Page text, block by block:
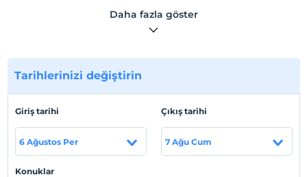
salon ve duş alanı mevcuttur. Wi-Fi, otopark gibi
Tesis lokasyon bilgileri
Kızılay Merkez'e 3 dakika yürüme mesafesindedir.
Haritada Göster
Daha fazla göster
Tarihlerinizi değiştirin
Giriş tarihi
6 Ağustos Per
Çıkış tarihi
7 Ağu Cum
Konuklar